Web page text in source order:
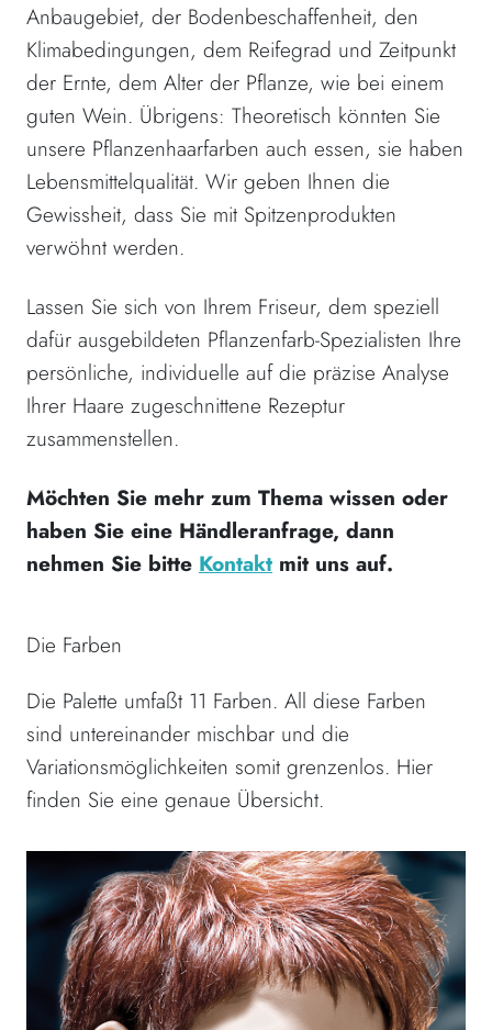
Anbaugebiet, der Bodenbeschaffenheit, den
Klimabedingungen, dem Reifegrad und Zeitpunkt
der Ernte, dem Alter der Pflanze, wie bei einem
guten Wein. Übrigens: Theoretisch könnten Sie
unsere Pflanzenhaarfarben auch essen, sie haben
Lebensmittelqualität. Wir geben Ihnen die
Gewissheit, dass Sie mit Spitzenprodukten
verwöhnt werden.
Lassen Sie sich von Ihrem Friseur, dem speziell
dafür ausgebildeten Pflanzenfarb-Spezialisten Ihre
persönliche, individuelle auf die präzise Analyse
Ihrer Haare zugeschnittene Rezeptur
zusammenstellen.
Möchten Sie mehr zum Thema wissen oder
haben Sie eine Händleranfrage, dann
nehmen Sie bitte Kontakt mit uns auf.
Die Farben
Die Palette umfaßt 11 Farben. All diese Farben
sind untereinander mischbar und die
Variationsmöglichkeiten somit grenzenlos. Hier
finden Sie eine genaue Übersicht.